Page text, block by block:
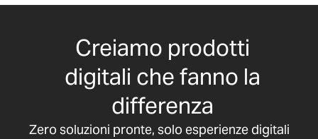
Creiamo prodotti
digitali che fanno la
differenza
Zero soluzioni pronte, solo esperienze digitali